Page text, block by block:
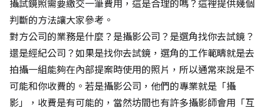
攝試鏡照需要繳交一筆費用，這是合理的嗎？這裡提供幾個
判斷的方法讓大家參考。
對方公司的業務是什麼？是攝影公司？是選角找你去試鏡？
還是經紀公司？如果是找你去試鏡，選角的工作範疇就是去
拍攝一組能夠在內部提案時使用的照片，所以通常來說是不
可能和你收費的。若是攝影公司，他們的專業就是「攝
影」，收費是有可能的，當然坊間也有許多攝影師會用「互